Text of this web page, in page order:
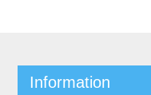
Information